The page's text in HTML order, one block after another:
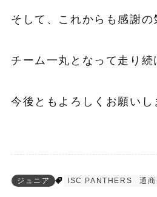
そして、これからも感謝
チーム一丸となって走り続
今後ともよろしくお願いし
ジュニア ISC PANTHERS 通